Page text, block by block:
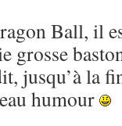
Ball, il
grosse
jusqu’à la
humour